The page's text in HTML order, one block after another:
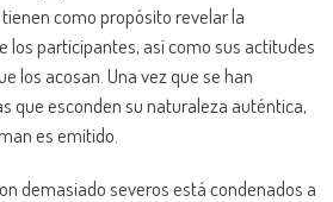
como propósito revelar la
los participantes, así como sus actitudes
los acosan. Una vez que se han
que esconden su naturaleza auténtica,
es emitido.
demasiado severos está condenados a